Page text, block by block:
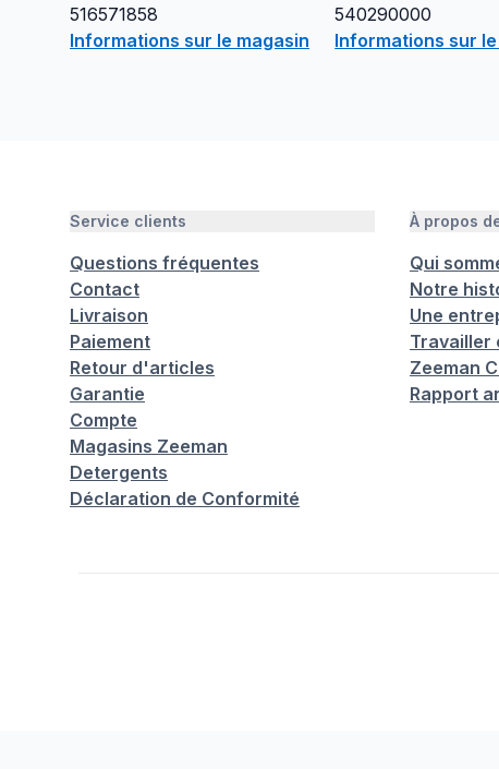
516571858
Informations sur le magasin
540290000
Informations sur
Service clients
Questions fréquentes
Contact
Livraison
Paiement
Retour d'articles
Garantie
Compte
Magasins Zeeman
Detergents
Déclaration de Conformité
À propos
Qui
Notre
Une
Travailler
Zeeman
Rapport